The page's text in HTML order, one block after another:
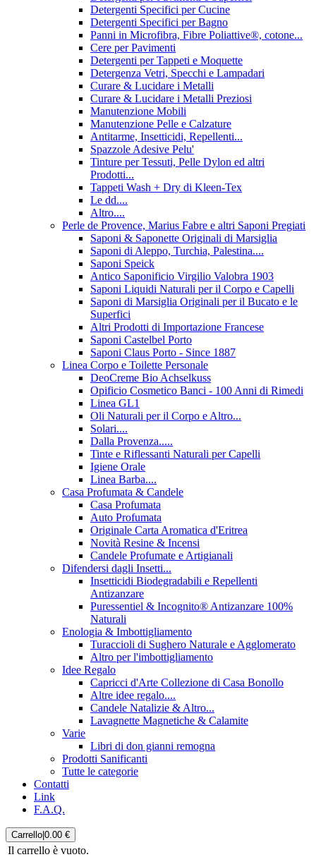
Detergenti Specifici per Cucine
Detergenti Specifici per Bagno
Panni in Microfibra, Fibre Poliattive®, cotone...
Cere per Pavimenti
Detergenti per Tappeti e Moquette
Detergenza Vetri, Specchi e Lampadari
Curare & Lucidare i Metalli
Curare & Lucidare i Metalli Preziosi
Manutenzione Mobili
Manutenzione Pelle e Calzature
Antitarme, Insetticidi, Repellenti...
Spazzole Adesive Pelu'
Tinture per Tessuti, Pelle Dylon ed altri
Prodotti...
Tappeti Wash + Dry di Kleen-Tex
Le dd....
Altro....
Perle de Provence, Marius Fabre e altri Saponi Pregiati
Saponi & Saponette Originali di Marsiglia
Saponi di Aleppo, Turchia, Palestina....
Saponi Speick
Antico Saponificio Virgilio Valobra 1903
Saponi Liquidi Naturali per il Corpo e Capelli
Saponi di Marsiglia Originali per il Bucato e le
Superfici
Altri Prodotti di Importazione Francese
Saponi Castelbel Porto
Saponi Claus Porto - Since 1887
Linea Corpo e Toilette Personale
DeoCreme Bio Achselkuss
Opificio Cosmetico Banci - 100 Anni di Rimedi
Linea GL1
Oli Naturali per il Corpo e Altro...
Solari....
Dalla Provenza.....
Tinte e Riflessanti Naturali per Capelli
Igiene Orale
Linea Barba....
Casa Profumata & Candele
Casa Profumata
Auto Profumata
Originale Carta Aromatica d'Eritrea
Novità Resine & Incensi
Candele Profumate e Artigianali
Difendersi dagli Insetti...
Insetticidi Biodegradabili e Repellenti
Antizanzare
Puressentiel & Incognito® Antizanzare 100%
Naturali
Enologia & Imbottigliamento
Turaccioli di Sughero Naturale e Agglomerato
Altro per l'imbottigliamento
Idee Regalo
Capricci d'Arte Collezione di Casa Bonollo
Altre idee regalo....
Candele Natalizie & Altro...
Lavagnette Magnetiche & Calamite
Varie
Libri di don gianni remogna
Prodotti Sanificanti
Tutte le categorie
Contatti
Link
F.A.Q.
Carrello 0.00 €
Il carrello è vuoto.